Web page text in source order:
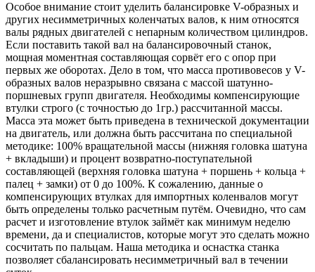
Особое внимание стоит уделить балансировке V-образных и
других несимметричных коленчатых валов, к ним относятся
валы рядных двигателей с непарным количеством цилиндров.
Если поставить такой вал на балансировочный станок,
мощная моментная составляющая сорвёт его с опор при
первых же оборотах. Дело в том, что масса противовесов у V-
образных валов неразрывно связана с массой шатунно-
поршневых групп двигателя. Необходимы компенсирующие
втулки строго (с точностью до 1гр.) рассчитанной массы.
Масса эта может быть приведена в технической документации
на двигатель, или должна быть рассчитана по специальной
методике: 100% вращательной массы (нижняя головка шатуна
+ вкладыши) и процент возвратно-поступательной
составляющей (верхняя головка шатуна + поршень + кольца +
палец + замки) от 0 до 100%. К сожалению, данные о
компенсирующих втулках для импортных коленвалов могут
быть определены только расчетным путём. Очевидно, что сам
расчет и изготовление втулок займёт как минимум неделю
времени, да и специалистов, которые могут это сделать можно
сосчитать по пальцам. Наша методика и оснастка станка
позволяет сбалансировать несимметричный вал в течении